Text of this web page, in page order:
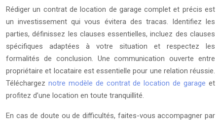
Rédiger un contrat de location de garage complet et précis est
un investissement qui vous évitera des tracas. Identifiez les
parties, définissez les clauses essentielles, incluez des clauses
spécifiques adaptées à votre situation et respectez les
formalités de conclusion. Une communication ouverte entre
propriétaire et locataire est essentielle pour une relation réussie.
Téléchargez notre modèle de contrat de location de garageet
profitez d’une location en toute tranquillité.
En cas de doute ou de difficultés, faites-vous accompagner par